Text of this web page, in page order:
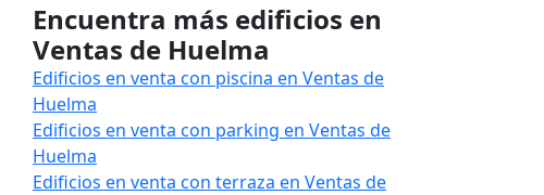
Encuentra más edificios en
Ventas de Huelma
Edificios en venta con piscina en Ventas de
Huelma
Edificios en venta con parking en Ventas de
Huelma
Edificios en venta con terraza en Ventas de